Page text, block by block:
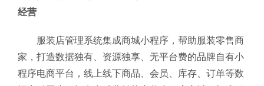
经营
服装店管理系统集成商城小程序，帮助服装零售商
家，打造数据独有、资源独享、无平台费的品牌自有小
程序电商平台，线上线下商品、会员、库存、订单等数